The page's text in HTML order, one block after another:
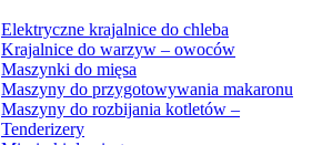
Elektryczne krajalnice do chleba
Krajalnice do warzyw – owoców
Maszynki do mięsa
Maszyny do przygotowywania makaronu
Maszyny do rozbijania kotletów –
Tenderizery